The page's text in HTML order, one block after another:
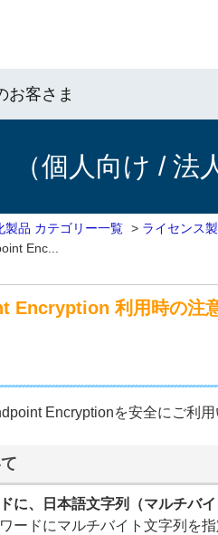
お客さま
個人向け / 法
製品 カテゴリー一覧 > ライセンス
Enc...
Encryption 利用時の注
Encryptionを安全にご利
に、日本語文字列（マルチバ
ードにマルチバイト文字列を